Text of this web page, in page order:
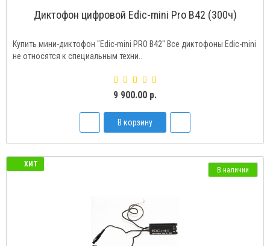
Диктофон цифровой Edic-mini Pro В42 (300ч)
Купить мини-диктофон "Edic-mini PRO B42" Все диктофоны Edic-mini
не относятся к специальным техни..
9 900.00 р.
В корзину
ХИТ
В наличии